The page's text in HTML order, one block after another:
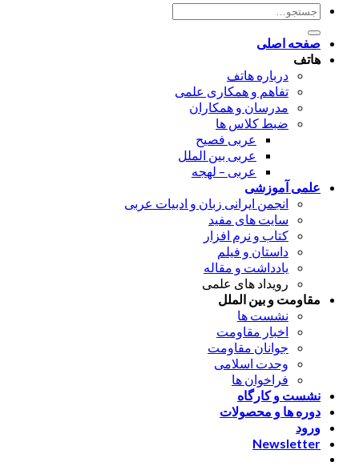
جستجو
برای:
صفحه اصلی
هاتف
درباره هاتف
تفاهم و همکاری علمی
مدرسان و همکاران
ضبط کلاس ها
عربی فصیح
عربی بین الملل
عربی – لهجه
علمی آموزشی
انجمن ایرانی زبان و ادبیات عربی
سایت های مفید
کتاب و نرم افزار
داستان و فیلم
یادداشت و مقاله
رویداد های علمی
مقاومت و بین الملل
نشست ها
اخبار مقاومت
جوانان مقاومت
وحدت اسلامی
فراخوان ها
نشست و کارگاه
دوره ها و محصولات
ورود
Newsletter